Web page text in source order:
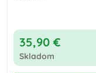
35,90 €
Skladom